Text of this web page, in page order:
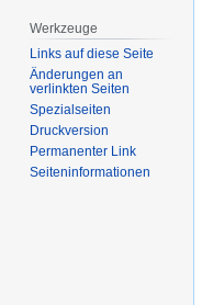
Werkzeuge
Links auf diese Seite
Änderungen an
verlinkten Seiten
Spezialseiten
Druckversion
Permanenter Link
Seiten­­informationen